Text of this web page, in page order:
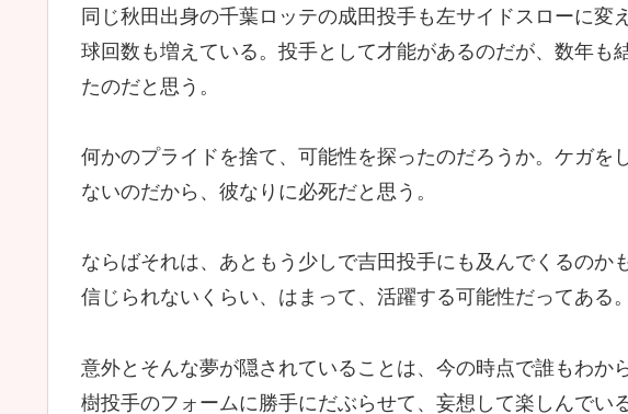
同じ秋田出身の千葉ロッテの成田投手も左サイドスローに変
球回数も増えている。投手として才能があるのだが、数年も
たのだと思う。
何かのプライドを捨て、可能性を探ったのだろうか。ケガを
ないのだから、彼なりに必死だと思う。
ならばそれは、あともう少しで吉田投手にも及んでくるのか
信じられないくらい、はまって、活躍する可能性だってある。
意外とそんな夢が隠されていることは、今の時点で誰もわか
樹投手のフォームに勝手にだぶらせて、妄想して楽しんでい